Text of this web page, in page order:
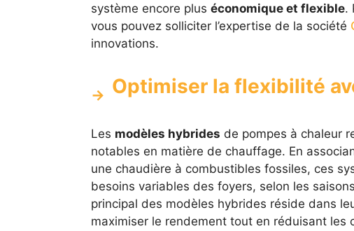
système encore plus économique et flexible.
vous pouvez solliciter l’expertise de la société
innovations.
Optimiser la flexibilité
Les modèles hybrides de pompes à chaleur
notables en matière de chauffage. En
une chaudière à combustibles fossiles, ces
besoins variables des foyers, selon les
principal des modèles hybrides réside dans
maximiser le rendement tout en réduisant les